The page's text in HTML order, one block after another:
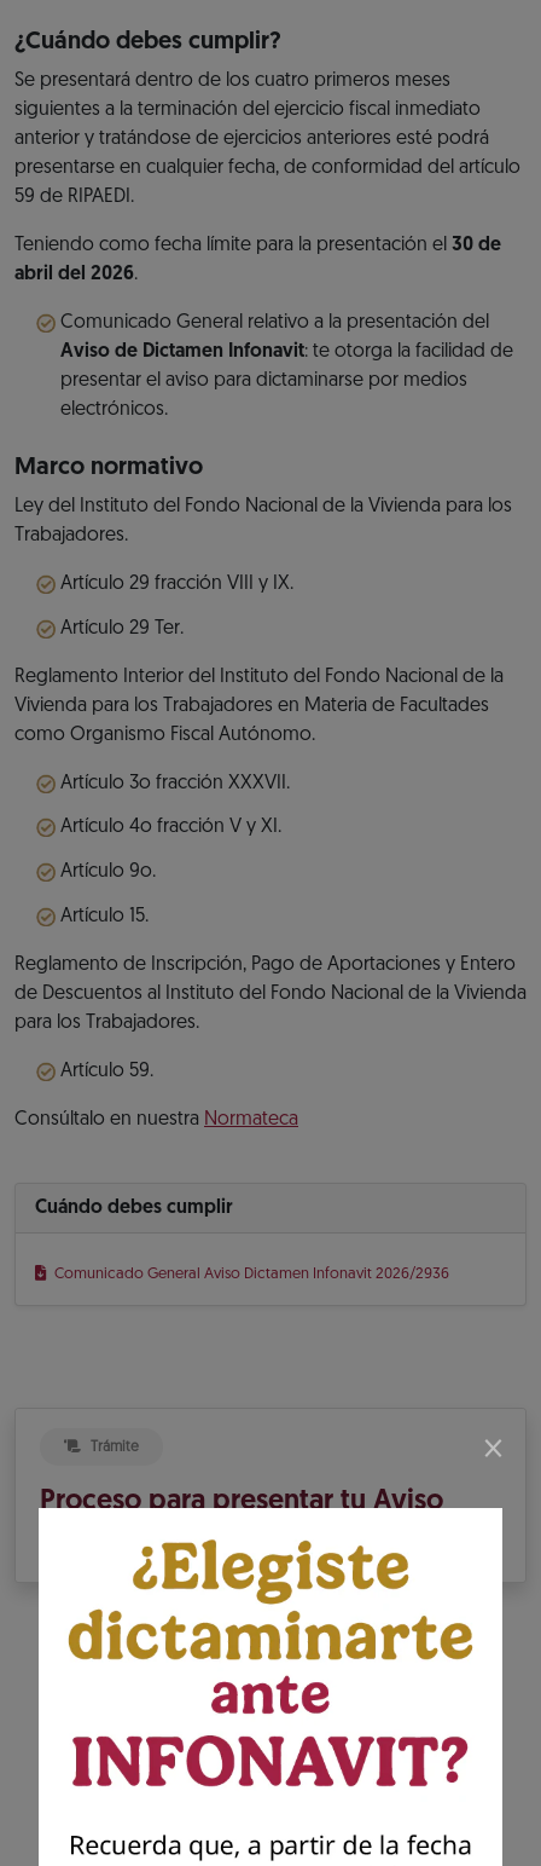
×
¿Cuándo debes cumplir?
Se presentará dentro de los cuatro primeros meses
siguientes a la terminación del ejercicio fiscal inmediato
anterior y tratándose de ejercicios anteriores esté podrá
presentarse en cualquier fecha, de conformidad del artículo
59 de RIPAEDI.
Teniendo como fecha límite para la presentación el 30 de
abril del 2026.
Comunicado General relativo a la presentación del
Aviso de Dictamen Infonavit: te otorga la facilidad de
presentar el aviso para dictaminarse por medios
electrónicos.
Marco normativo
Ley del Instituto del Fondo Nacional de la Vivienda para los
Trabajadores.
Artículo 29 fracción VIII y IX.
Artículo 29 Ter.
Reglamento Interior del Instituto del Fondo Nacional de la
Vivienda para los Trabajadores en Materia de Facultades
como Organismo Fiscal Autónomo.
Artículo 3o fracción XXXVII.
Artículo 4o fracción V y XI.
Artículo 9o.
Artículo 15.
Reglamento de Inscripción, Pago de Aportaciones y Entero
de Descuentos al Instituto del Fondo Nacional de la Vivienda
para los Trabajadores.
Artículo 59.
Consúltalo en nuestra Normateca
Cuándo debes cumplir
Comunicado General Aviso Dictamen Infonavit 2026/2936
Trámite
Proceso para presentar tu Aviso
de Dictamen INFONAVIT
Presenta tu dictamen
Infonavit
Presenta el dictamen generado por el
contador público autorizado para dar
presentación del aviso para dictaminar el